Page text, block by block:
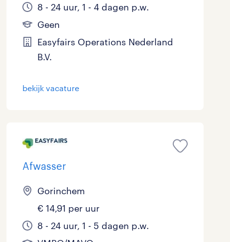
8 - 24 uur, 1 - 4 dagen p.w.
Geen
Easyfairs Operations Nederland
B.V.
bekijk vacature
Afwasser
Gorinchem
€ 14,91 per uur
8 - 24 uur, 1 - 5 dagen p.w.